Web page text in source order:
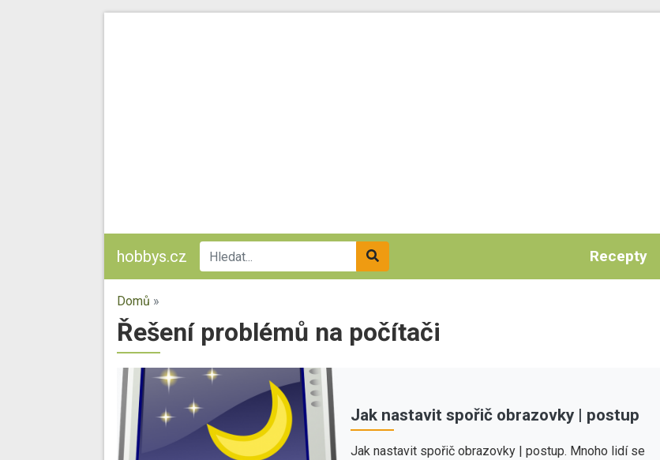
hobbys.cz Recepty
Domů »
Řešení problémů na počítači
Jak nastavit spořič obrazovky | postup
Jak nastavit spořič obrazovky | postup. Mnoho lidí se